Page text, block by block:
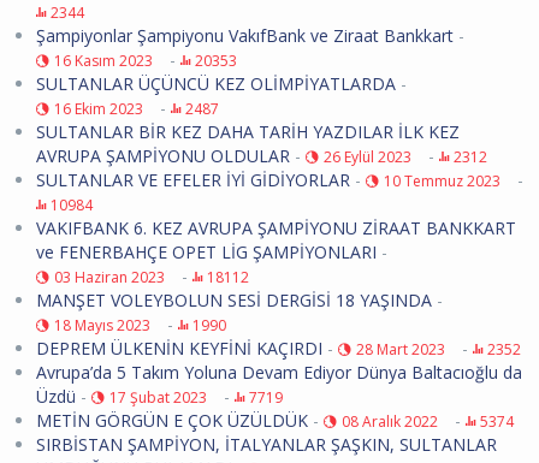
2344
Şampiyonlar Şampiyonu VakıfBank ve Ziraat Bankkart -
16 Kasım 2023 - 20353
SULTANLAR ÜÇÜNCÜ KEZ OLİMPİYATLARDA -
16 Ekim 2023 - 2487
SULTANLAR BİR KEZ DAHA TARİH YAZDILAR İLK KEZ
AVRUPA ŞAMPİYONU OLDULAR - 26 Eylül 2023 - 2312
SULTANLAR VE EFELER İYİ GİDİYORLAR - 10 Temmuz 2023 -
10984
VAKIFBANK 6. KEZ AVRUPA ŞAMPİYONU ZİRAAT BANKKART
ve FENERBAHÇE OPET LİG ŞAMPİYONLARI -
03 Haziran 2023 - 18112
MANŞET VOLEYBOLUN SESİ DERGİSİ 18 YAŞINDA -
18 Mayıs 2023 - 1990
DEPREM ÜLKENİN KEYFİNİ KAÇIRDI - 28 Mart 2023 - 2352
Avrupa’da 5 Takım Yoluna Devam Ediyor Dünya Baltacıoğlu da
Üzdü - 17 Şubat 2023 - 7719
METİN GÖRGÜN E ÇOK ÜZÜLDÜK - 08 Aralık 2022 - 5374
SIRBİSTAN ŞAMPİYON, İTALYANLAR ŞAŞKIN, SULTANLAR